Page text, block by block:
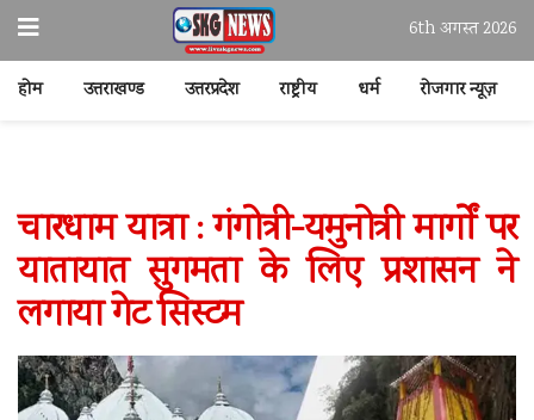
6th अगस्त 2026
होम उत्तराखण्ड उत्तरप्रदेश राष्ट्रीय धर्म रोजगार न्यूज़
चारधाम यात्रा : गंगोत्री-यमुनोत्री मार्गों पर
यातायात सुगमता के लिए प्रशासन ने
लगाया गेट सिस्टम